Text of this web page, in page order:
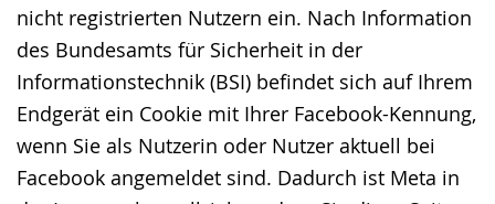
nicht registrierten Nutzern ein. Nach Information
des Bundesamts für Sicherheit in der
Informationstechnik (BSI) befindet sich auf Ihrem
Endgerät ein Cookie mit Ihrer Facebook-Kennung,
wenn Sie als Nutzerin oder Nutzer aktuell bei
Facebook angemeldet sind. Dadurch ist Meta in